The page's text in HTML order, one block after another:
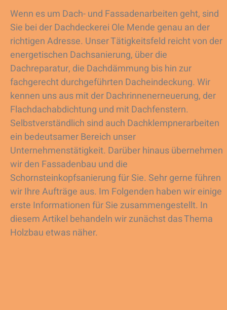
Wenn es um Dach- und Fassadenarbeiten geht, sind
Sie bei der Dachdeckerei Ole Mende genau an der
richtigen Adresse. Unser Tätigkeitsfeld reicht von der
energetischen Dachsanierung, über die
Dachreparatur, die Dachdämmung bis hin zur
fachgerecht durchgeführten Dacheindeckung. Wir
kennen uns aus mit der Dachrinnenerneuerung, der
Flachdachabdichtung und mit Dachfenstern.
Selbstverständlich sind auch Dachklempnerarbeiten
ein bedeutsamer Bereich unser
Unternehmenstätigkeit. Darüber hinaus übernehmen
wir den Fassadenbau und die
Schornsteinkopfsanierung für Sie. Sehr gerne führen
wir Ihre Aufträge aus. Im Folgenden haben wir einige
erste Informationen für Sie zusammengestellt. In
diesem Artikel behandeln wir zunächst das Thema
Holzbau etwas näher.